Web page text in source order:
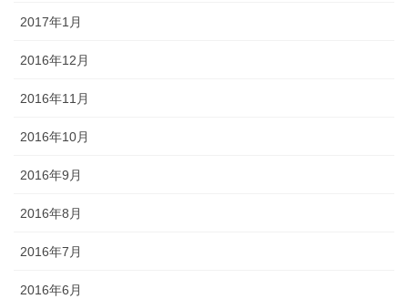
2017年1月
2016年12月
2016年11月
2016年10月
2016年9月
2016年8月
2016年7月
2016年6月